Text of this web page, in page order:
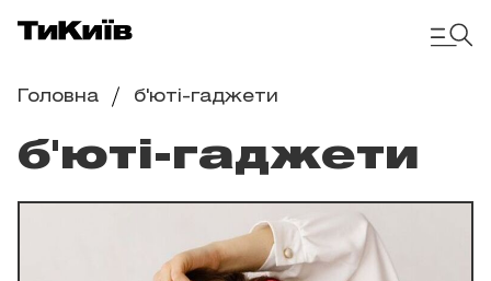
Головна б'юті-гаджети
б'юті-гаджети